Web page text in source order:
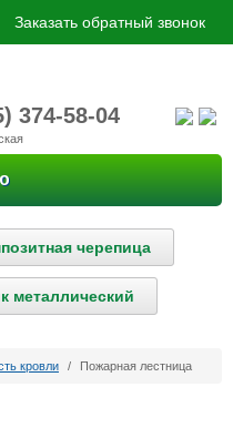
Заказать обратный звонок
374-58-04
черепица
металлический
кровли / Пожарная лестница